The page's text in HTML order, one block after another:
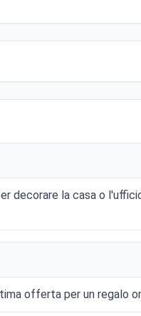
decorare la casa o
offerta per un regalo